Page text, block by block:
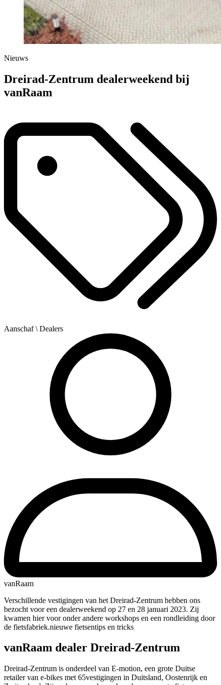
Nieuws
Dreirad-Zentrum dealerweekend bij
vanRaam
Aanschaf\ Dealers
vanRaam
Verschillende vestigingen van het Dreirad-Zentrum hebben ons
bezocht voor een dealerweekend op 27 en 28 januari 2023. Zij
kwamen hier voor onder andere workshops en een rondleiding door
de fietsfabriek.nieuwe fietsentips en tricks
vanRaam dealer Dreirad-Zentrum
Dreirad-Zentrum is onderdeel van E-motion, een grote Duitse
retailer van e-bikes met 65vestigingen in Duitsland, Oostenrijk en